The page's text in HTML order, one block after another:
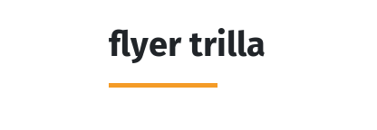
flyer trilla